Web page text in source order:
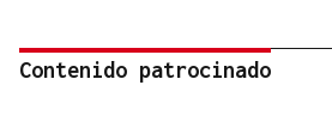
Contenido patrocinado